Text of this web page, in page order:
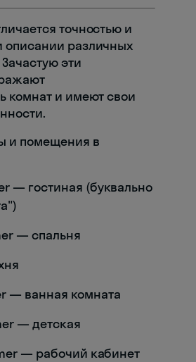
точностью и
описании различных
эти
комнат и имеют свои
и помещения в
— гостиная (буквально
— спальня
— ванная комната
— детская
— рабочий кабинет